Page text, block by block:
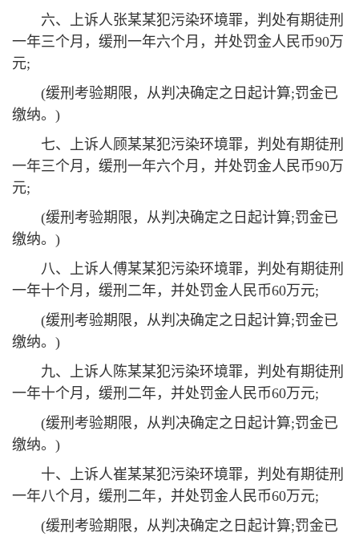
六、上诉人张某某犯污染环境罪，判处有期徒刑
一年三个月，缓刑一年六个月，并处罚金人民币90万
元;
(缓刑考验期限，从判决确定之日起计算;罚金已
缴纳。)
七、上诉人顾某某犯污染环境罪，判处有期徒刑
一年三个月，缓刑一年六个月，并处罚金人民币90万
元;
(缓刑考验期限，从判决确定之日起计算;罚金已
缴纳。)
八、上诉人傅某某犯污染环境罪，判处有期徒刑
一年十个月，缓刑二年，并处罚金人民币60万元;
(缓刑考验期限，从判决确定之日起计算;罚金已
缴纳。)
九、上诉人陈某某犯污染环境罪，判处有期徒刑
一年十个月，缓刑二年，并处罚金人民币60万元;
(缓刑考验期限，从判决确定之日起计算;罚金已
缴纳。)
十、上诉人崔某某犯污染环境罪，判处有期徒刑
一年八个月，缓刑二年，并处罚金人民币60万元;
(缓刑考验期限，从判决确定之日起计算;罚金已